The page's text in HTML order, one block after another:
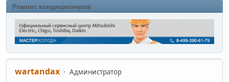
Ремонт кондиционеров
wartandax
Администратор